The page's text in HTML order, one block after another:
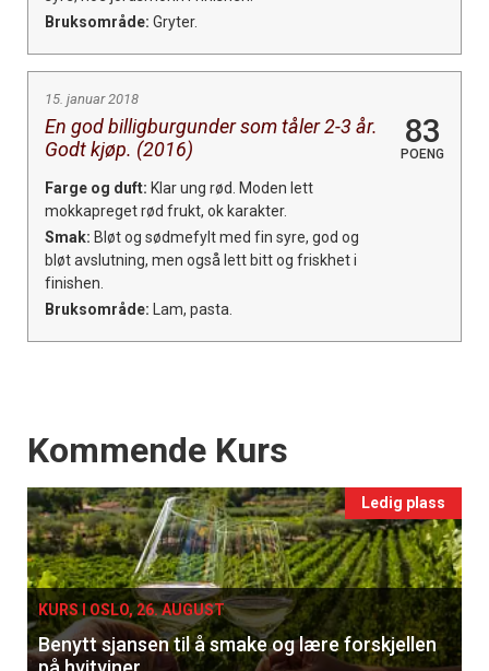
Bruksområde: Gryter.
15. januar 2018
En god billigburgunder som tåler 2-3 år.
Godt kjøp. (2016)
83
POENG
Farge og duft: Klar ung rød. Moden lett
mokkapreget rød frukt, ok karakter.
Smak: Bløt og sødmefylt med fin syre, god og
bløt avslutning, men også lett bitt og friskhet i
finishen.
Bruksområde: Lam, pasta.
Events
Kommende Kurs
Ledig plass
KURS I OSLO, 26. AUGUST
Benytt sjansen til å smake og lære forskjellen